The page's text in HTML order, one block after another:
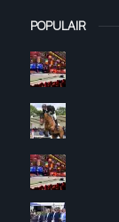
POPULAIR